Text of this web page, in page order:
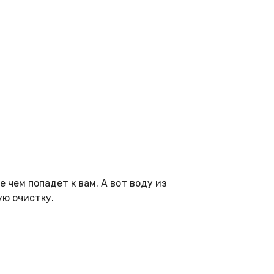
чем попадет к вам. А вот воду из
очистку.